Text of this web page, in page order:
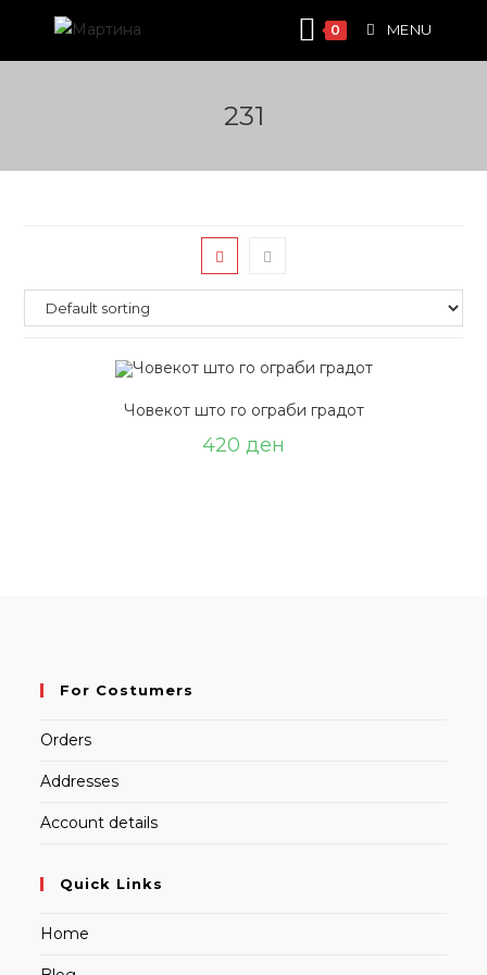
content
0 MENU
231
Човекот што го ограби градот
420 ден
For Costumers
Orders
Addresses
Account details
Quick Links
Home